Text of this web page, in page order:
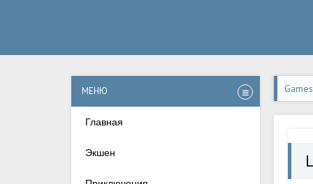
МЕНЮ
Главная
Экшен